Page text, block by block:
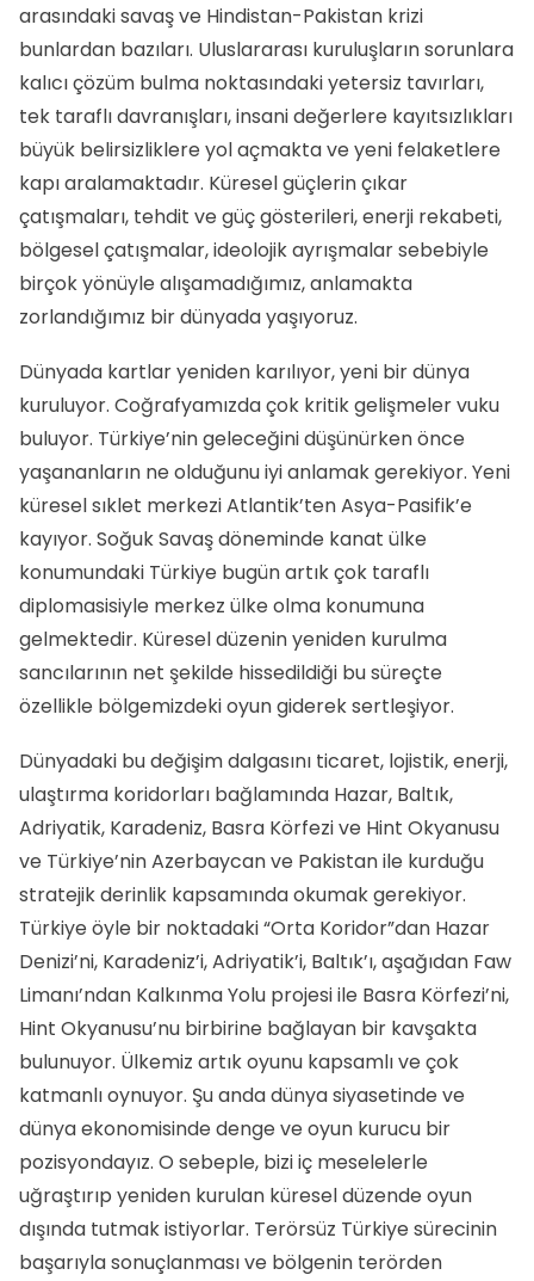
arasındaki savaş ve Hindistan-Pakistan krizi
bunlardan bazıları. Uluslararası kuruluşların sorunlara
kalıcı çözüm bulma noktasındaki yetersiz tavırları,
tek taraflı davranışları, insani değerlere kayıtsızlıkları
büyük belirsizliklere yol açmakta ve yeni felaketlere
kapı aralamaktadır. Küresel güçlerin çıkar
çatışmaları, tehdit ve güç gösterileri, enerji rekabeti,
bölgesel çatışmalar, ideolojik ayrışmalar sebebiyle
birçok yönüyle alışamadığımız, anlamakta
zorlandığımız bir dünyada yaşıyoruz.
Dünyada kartlar yeniden karılıyor, yeni bir dünya
kuruluyor. Coğrafyamızda çok kritik gelişmeler vuku
buluyor. Türkiye’nin geleceğini düşünürken önce
yaşananların ne olduğunu iyi anlamak gerekiyor. Yeni
küresel sıklet merkezi Atlantik’ten Asya-Pasifik’e
kayıyor. Soğuk Savaş döneminde kanat ülke
konumundaki Türkiye bugün artık çok taraflı
diplomasisiyle merkez ülke olma konumuna
gelmektedir. Küresel düzenin yeniden kurulma
sancılarının net şekilde hissedildiği bu süreçte
özellikle bölgemizdeki oyun giderek sertleşiyor.
Dünyadaki bu değişim dalgasını ticaret, lojistik, enerji,
ulaştırma koridorları bağlamında Hazar, Baltık,
Adriyatik, Karadeniz, Basra Körfezi ve Hint Okyanusu
ve Türkiye’nin Azerbaycan ve Pakistan ile kurduğu
stratejik derinlik kapsamında okumak gerekiyor.
Türkiye öyle bir noktadaki “Orta Koridor”dan Hazar
Denizi’ni, Karadeniz’i, Adriyatik’i, Baltık’ı, aşağıdan Faw
Limanı’ndan Kalkınma Yolu projesi ile Basra Körfezi’ni,
Hint Okyanusu’nu birbirine bağlayan bir kavşakta
bulunuyor. Ülkemiz artık oyunu kapsamlı ve çok
katmanlı oynuyor. Şu anda dünya siyasetinde ve
dünya ekonomisinde denge ve oyun kurucu bir
pozisyondayız. O sebeple, bizi iç meselelerle
uğraştırıp yeniden kurulan küresel düzende oyun
dışında tutmak istiyorlar. Terörsüz Türkiye sürecinin
başarıyla sonuçlanması ve bölgenin terörden